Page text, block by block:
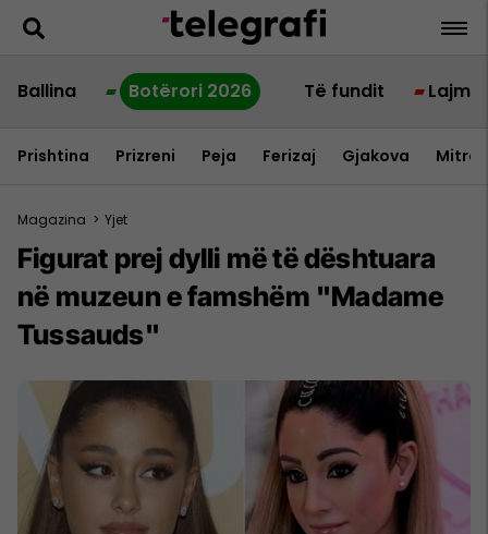
Ballina Botërori 2026 Të fundit Lajme
Prishtina Prizreni Peja Ferizaj Gjakova
Magazina > Yjet
Figurat prej dylli më të dështuara
në muzeun e famshëm "Madame
Tussauds"